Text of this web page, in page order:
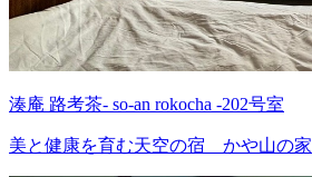
湊庵 路考茶- so-an rokocha -202号室
美と健康を育む天空の宿 かや山の家